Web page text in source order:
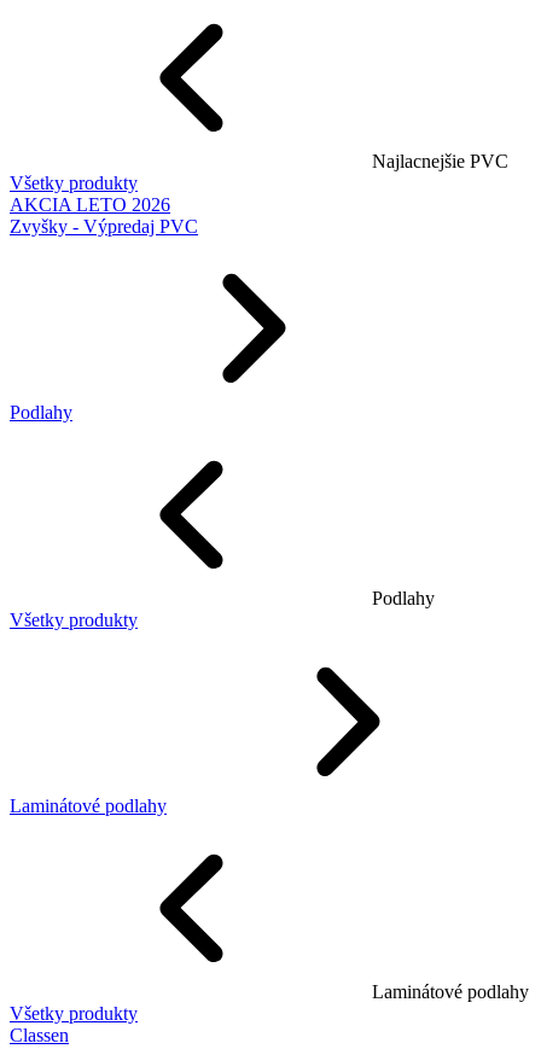
Najlacnejšie PVC
Všetky produkty
AKCIA LETO 2026
Zvyšky - Výpredaj PVC
Podlahy
Podlahy
Všetky produkty
Laminátové podlahy
Laminátové podlahy
Všetky produkty
Classen